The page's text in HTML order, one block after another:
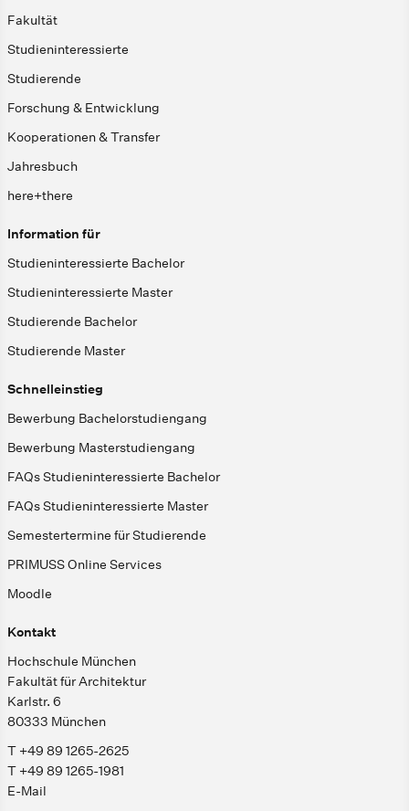
Fakultät
Studieninteressierte
Studierende
Forschung & Entwicklung
Kooperationen & Transfer
Jahresbuch
here+there
Information für
Studieninteressierte Bachelor
Studieninteressierte Master
Studierende Bachelor
Studierende Master
Schnelleinstieg
Bewerbung Bachelorstudiengang
Bewerbung Masterstudiengang
FAQs Studieninteressierte Bachelor
FAQs Studieninteressierte Master
Semestertermine für Studierende
PRIMUSS Online Services
Moodle
Kontakt
Hochschule München
Fakultät für Architektur
Karlstr. 6
80333 München
T +49 89 1265-2625
T +49 89 1265-1981
E-Mail